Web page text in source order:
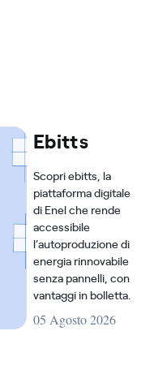
Ebitts
Scopri ebitts, la
piattaforma digitale
di Enel che rende
accessibile
l’autoproduzione di
energia rinnovabile
senza pannelli, con
vantaggi in bolletta.
05 Agosto 2026